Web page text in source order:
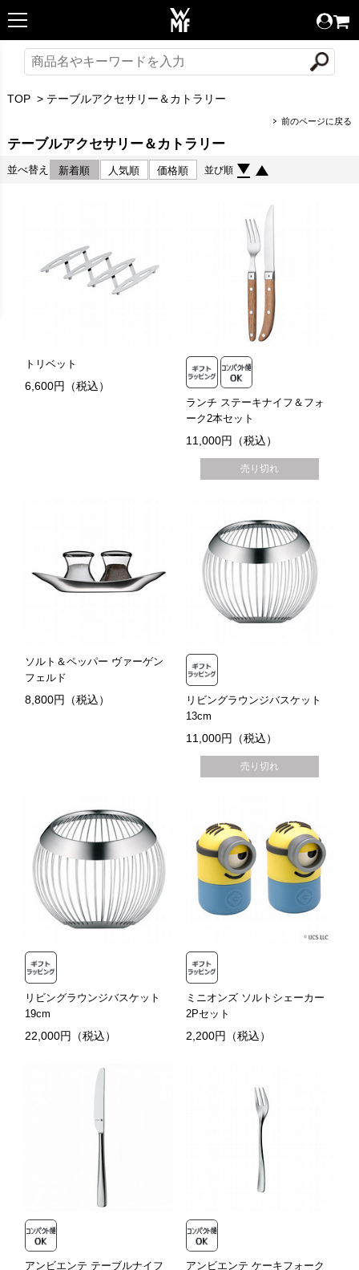
TOP > テーブルアクセサリー＆カトラリー
前のページに戻る
テーブルアクセサリー＆カトラリー
並べ替え 新着順 人気順 価格順 並び順
トリベット
6,600円（税込）
ランチ ステーキナイフ＆フォ
ーク2本セット
11,000円（税込）
売り切れ
ソルト＆ペッパー ヴァーゲン
フェルド
8,800円（税込）
リビングラウンジバスケット
13cm
11,000円（税込）
売り切れ
リビングラウンジバスケット
19cm
22,000円（税込）
ミニオンズ ソルトシェーカー
2Pセット
2,200円（税込）
アンビエンテ テーブルナイフ アンビエンテ ケーキフォーク